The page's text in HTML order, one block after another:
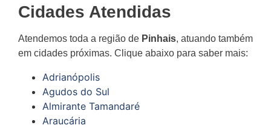
Cidades Atendidas
Atendemos toda a região de Pinhais, atuando também
em cidades próximas. Clique abaixo para saber mais:
Adrianópolis
Agudos do Sul
Almirante Tamandaré
Araucária